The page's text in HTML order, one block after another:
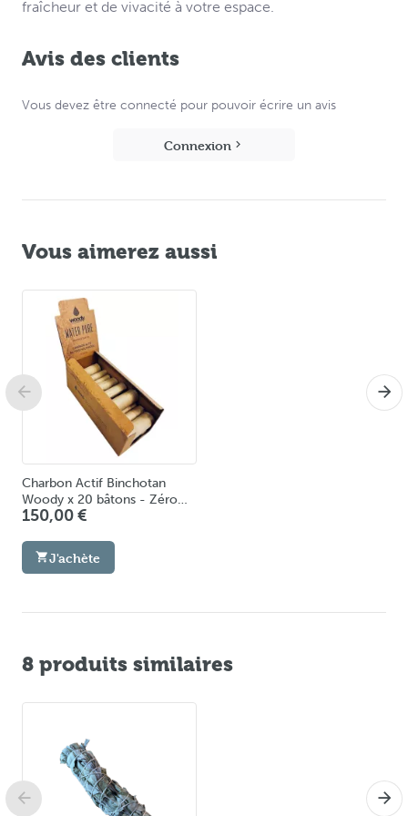
fraîcheur et de vivacité à votre espace.
Avis des clients
Vous devez être connecté pour pouvoir écrire un avis
Connexion
Vous aimerez aussi
Charbon Actif Binchotan
Woody x 20 bâtons - Zéro
Plastique – Filtre Eau &
150,00 €
J'achète
Spirale Inox avec un bâton de
Charbon Actif Binchotan
Woody x 1 bâton– Filtre Eau
12,90 €
8 produits similaires